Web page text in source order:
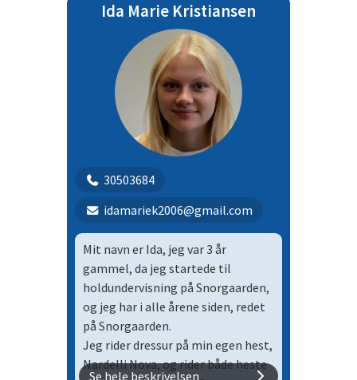
Ida Marie Kristiansen
30503684
idamariek2006@gmail.com
Mit navn er Ida, jeg var 3 år
gammel, da jeg startede til
holdundervisning på Snorgaarden,
og jeg har i alle årene siden, redet
på Snorgaarden.
Jeg rider dressur på min egen hest,
Nardelli Nova, og rider både heste
Se hele beskrivelsen